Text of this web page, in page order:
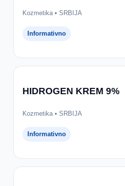
Kozmetika • SRBIJA
Informativno
HIDROGEN KREM 9%
Kozmetika • SRBIJA
Informativno